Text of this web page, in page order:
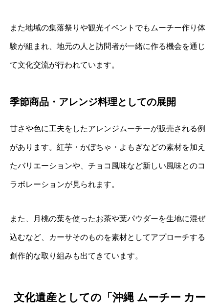
また地域の集落祭りや観光イベントでもムーチー作り体
験が組まれ、地元の人と訪問者が一緒に作る機会を通じ
て文化交流が行われています。
季節商品・アレンジ料理としての展開
甘さや色に工夫をしたアレンジムーチーが販売される例
があります。紅芋・かぼちゃ・よもぎなどの素材を加え
たバリエーションや、チョコ風味など新しい風味とのコ
ラボレーションが見られます。
また、月桃の葉を使ったお茶や葉パウダーを生地に混ぜ
込むなど、カーサそのものを素材としてアプローチする
創作的な取り組みも出てきています。
文化遺産としての「沖縄 ムーチー カー